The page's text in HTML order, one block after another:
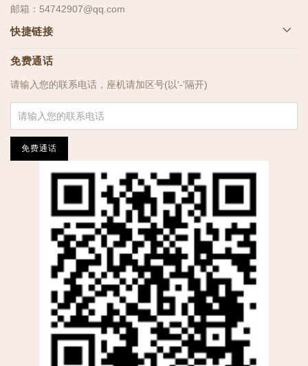
邮箱：54742907@qq.com
快捷链接
免费通话
请输入您的联系电话，座机请加区号(以'-'隔开)
免费通话